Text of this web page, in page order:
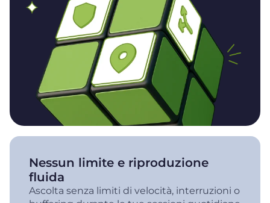
Nessun limite e riproduzione
fluida
Ascolta senza limiti di velocità, interruzioni o